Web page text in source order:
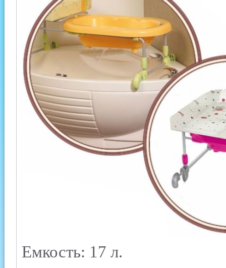
Емкость: 17 л.